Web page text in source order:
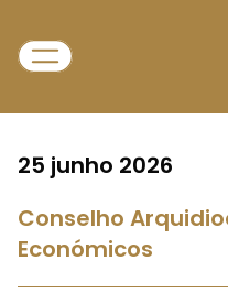
25 junho 2026
Conselho
Económicos